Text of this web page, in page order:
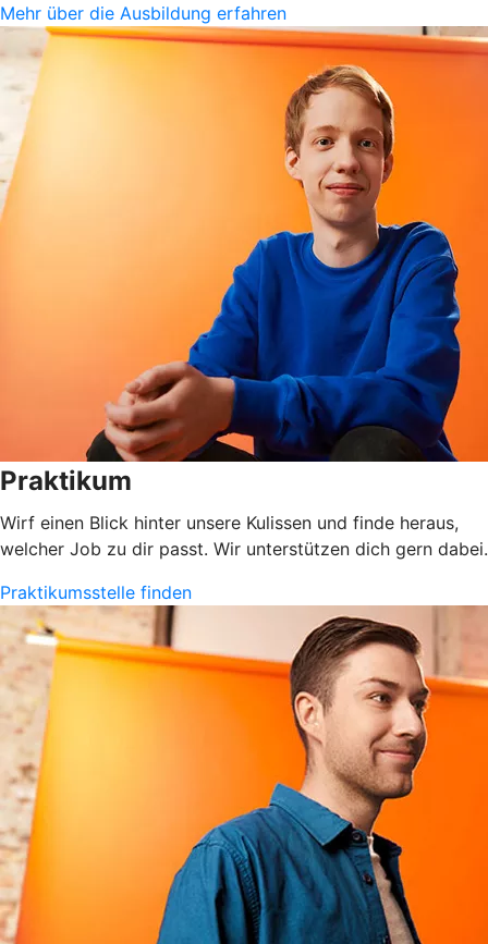
Mehr über die Ausbildung erfahren
Praktikum
Wirf einen Blick hinter unsere Kulissen und finde heraus,
welcher Job zu dir passt. Wir unterstützen dich gern dabei.
Praktikumsstelle finden